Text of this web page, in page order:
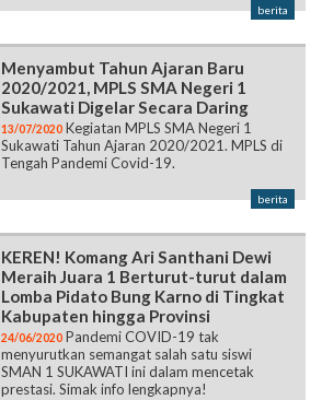
berita
Menyambut Tahun Ajaran Baru
2020/2021, MPLS SMA Negeri 1
Sukawati Digelar Secara Daring
13/07/2020 Kegiatan MPLS SMA Negeri 1
Sukawati Tahun Ajaran 2020/2021. MPLS di
Tengah Pandemi Covid-19.
berita
KEREN! Komang Ari Santhani Dewi
Meraih Juara 1 Berturut-turut dalam
Lomba Pidato Bung Karno di Tingkat
Kabupaten hingga Provinsi
24/06/2020 Pandemi COVID-19 tak
menyurutkan semangat salah satu siswi
SMAN 1 SUKAWATI ini dalam mencetak
prestasi. Simak info lengkapnya!